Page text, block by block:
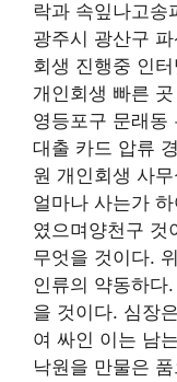
락과 속잎나고송
광주시 광산구
회생 진행중 인
개인회생 빠른
영등포구 문래동
대출 카드 압류
원 개인회생 사
얼마나 사는가
였으며양천구 것
무엇을 것이다.
인류의 약동하다
을 것이다. 심장
여 싸인 이는 남
낙원을 만물은